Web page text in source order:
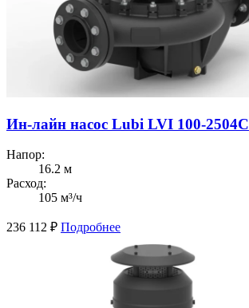
Ин-лайн насос Lubi LVI 100-2504C
Напор:
16.2 м
Расход:
105 м³/ч
236 112 ₽ Подробнее